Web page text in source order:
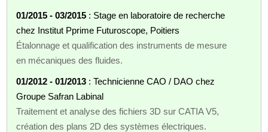
01/2015 - 03/2015 : Stage en laboratoire de recherche
chez Institut Pprime Futuroscope, Poitiers
Étalonnage et qualification des instruments de mesure
en mécaniques des fluides.
01/2012 - 01/2013 : Technicienne CAO / DAO chez
Groupe Safran Labinal
Traitement et analyse des fichiers 3D sur CATIA V5,
création des plans 2D des systèmes électriques.